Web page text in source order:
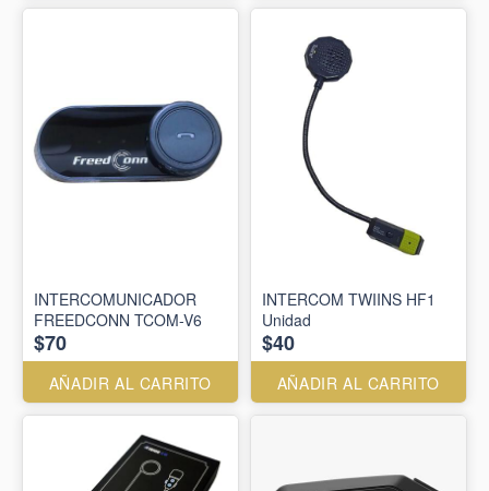
INTERCOMUNICADOR
FREEDCONN TCOM-V6
$70
AÑADIR AL CARRITO
INTERCOM TWIINS HF1
Unidad
$40
AÑADIR AL CARRITO